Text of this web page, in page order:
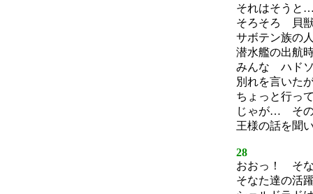
それはそう
そろそろ 貝
サボテン族の
潜水艦の出航
みんな ハド
別れを言いた
ちょっと行っ
じゃが… そ
王様の話を聞
28
おおっ！ そ
そなた達の活